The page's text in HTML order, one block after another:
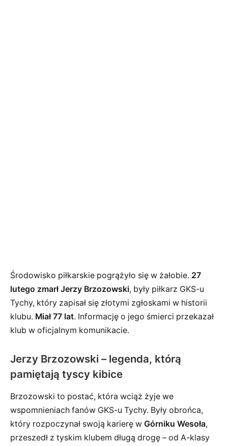
Środowisko piłkarskie pogrążyło się w żałobie. 27
lutego zmarł Jerzy Brzozowski, były piłkarz GKS-u
Tychy, który zapisał się złotymi zgłoskami w historii
klubu. Miał 77 lat. Informację o jego śmierci przekazał
klub w oficjalnym komunikacie.
Jerzy Brzozowski – legenda, którą
pamiętają tyscy kibice
Brzozowski to postać, która wciąż żyje we
wspomnieniach fanów GKS-u Tychy. Były obrońca,
który rozpoczynał swoją karierę w Górniku Wesoła,
przeszedł z tyskim klubem długą drogę – od A-klasy